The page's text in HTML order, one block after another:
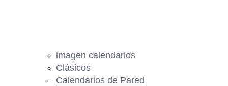
imagen calendarios
Clásicos
Calendarios de Pared